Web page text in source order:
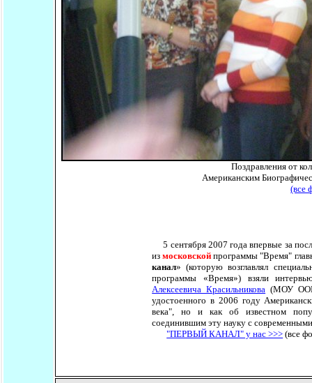
Поздравления от
Американским
(все
5 сентября 2007 года впервые за
измосковской программы "Время"
канал» (которую возглавлял
программы «Время») взяли
Алексеевича Красильникова (МОУ ООШ
удостоенного в 2006 году
века", но и как об известном
соединившим эту науку с
"ПЕРВЫЙ КАНАЛ" у нас >>> (все